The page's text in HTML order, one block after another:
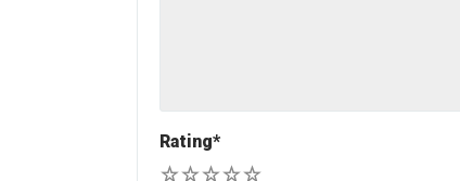
Rating*
5
4
3
2